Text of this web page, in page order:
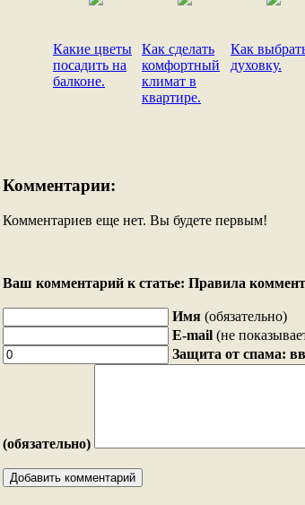
Какие цветы
посадить на
балконе.
Как сделать
комфортный
климат в
квартире.
Как
духовку.
Комментарии:
Комментариев еще нет. Вы будете первым!
Ваш комментарий к статье: Правила
Имя (обязательно)
E-mail (не
Защита от спама:
(обязательно)